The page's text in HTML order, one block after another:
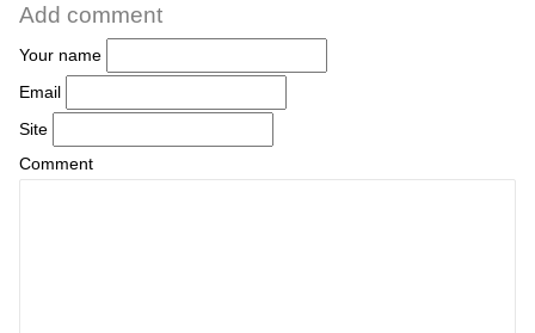
Add comment
Your name
Email
Site
Comment